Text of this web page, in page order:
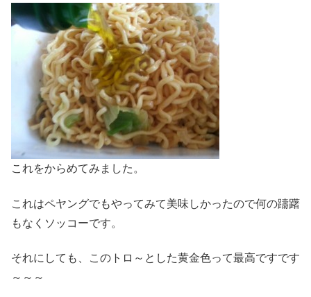
これをからめてみました。
これはペヤングでもやってみて美味しかったので何の躊躇
もなくソッコーです。
それにしても、このトロ～とした黄金色って最高ですです
～～～